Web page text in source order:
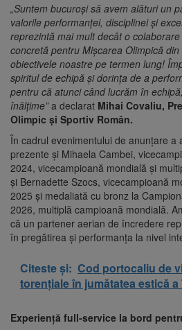
„Suntem bucuroși să avem alături un
valorile performanței, disciplinei și
reprezintă mai mult decât o
concretă pentru Mișcarea Olimpică
obiectivele noastre pe termen lung!
spiritul de echipă și dorința de a
pentru că atunci când lucrăm în
înălțime”a declarat Mihai Covaliu,
Olimpic și Sportiv Român.
În cadrul evenimentului de anunțare a
prezente și Mihaela Cambei,
2024, vicecampioană mondială și
și Bernadette Szocs, vicecampioană
2025 și medaliată cu bronz la
2026, multiplă campioană mondială.
că un partener aerian de încredere
în pregătirea și performanța la nivel
Citeste și: Cod portocaliu de
torențiale în jumătatea estică
Experiență full-service la bord